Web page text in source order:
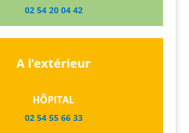
02 54 20 04 42
A l’extérieur
HÔPITAL
02 54 55 66 33